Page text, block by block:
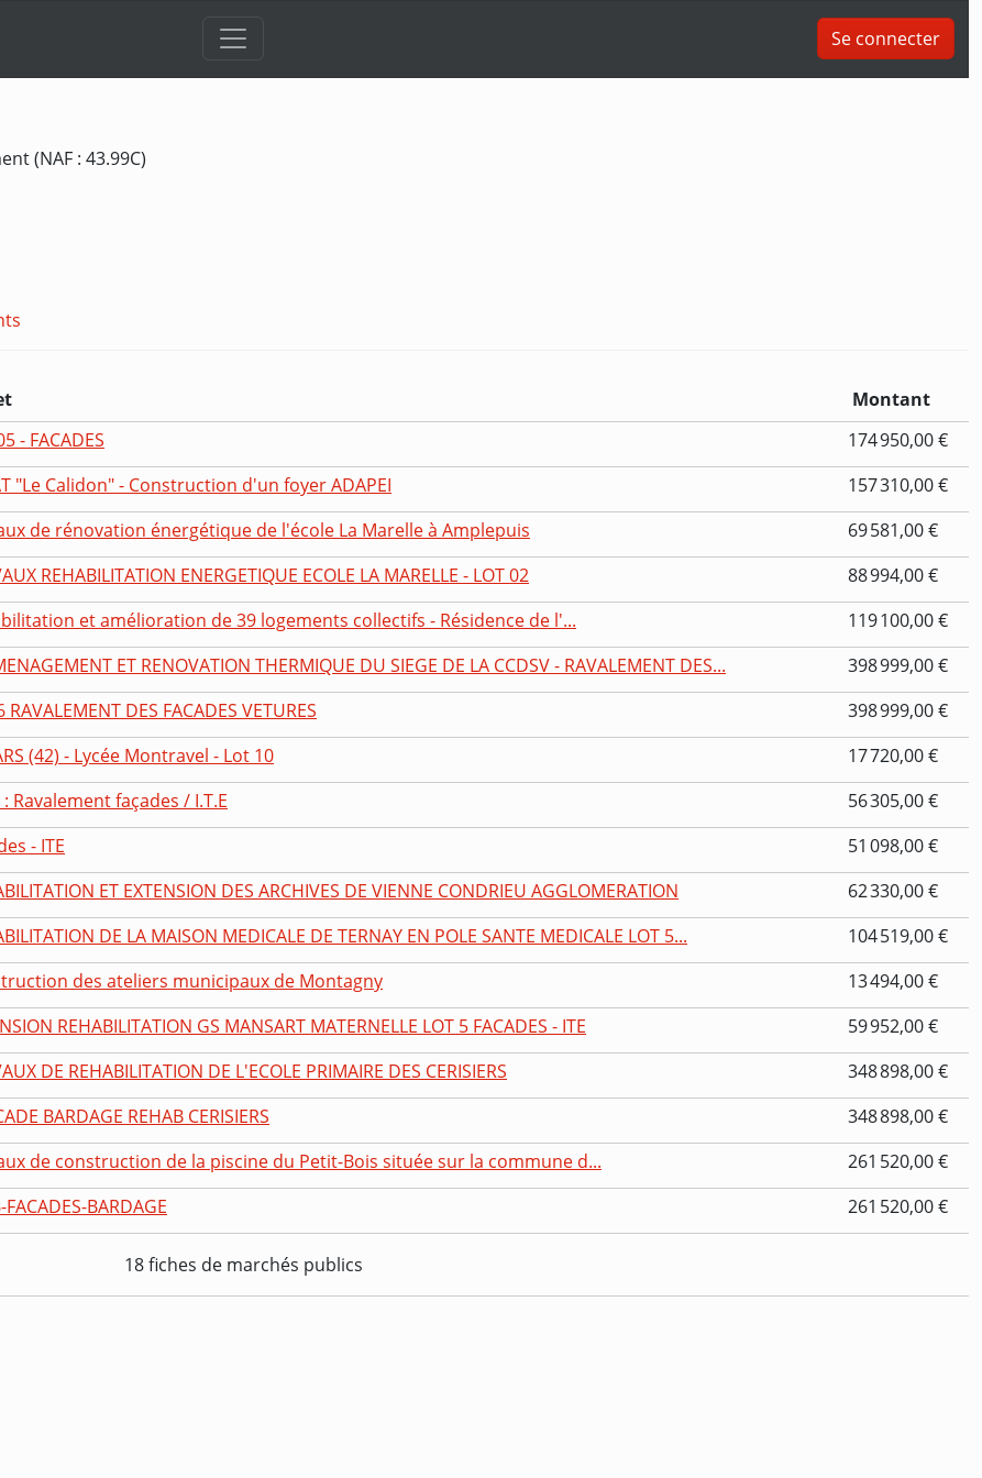
Se connecter
(NAF : 43.99C)
Montant
- FACADES
174 950,00 €
"Le Calidon" - Construction d'un foyer ADAPEI
157 310,00 €
de rénovation énergétique de l'école La Marelle à Amplepuis
69 581,00 €
REHABILITATION ENERGETIQUE ECOLE LA MARELLE - LOT 02
88 994,00 €
et amélioration de 39 logements collectifs - Résidence de l'...
119 100,00 €
ET RENOVATION THERMIQUE DU SIEGE DE LA CCDSV - RAVALEMENT DES...
398 999,00 €
RAVALEMENT DES FACADES VETURES
398 999,00 €
(42) - Lycée Montravel - Lot 10
17 720,00 €
Ravalement façades / I.T.E
56 305,00 €
- ITE
51 098,00 €
ET EXTENSION DES ARCHIVES DE VIENNE CONDRIEU AGGLOMERATION
62 330,00 €
DE LA MAISON MEDICALE DE TERNAY EN POLE SANTE MEDICALE LOT 5...
104 519,00 €
des ateliers municipaux de Montagny
13 494,00 €
REHABILITATION GS MANSART MATERNELLE LOT 5 FACADES - ITE
59 952,00 €
DE REHABILITATION DE L'ECOLE PRIMAIRE DES CERISIERS
348 898,00 €
BARDAGE REHAB CERISIERS
348 898,00 €
de construction de la piscine du Petit-Bois située sur la commune d...
261 520,00 €
FACADES-BARDAGE 261 520,00 €
18 fiches de marchés publics